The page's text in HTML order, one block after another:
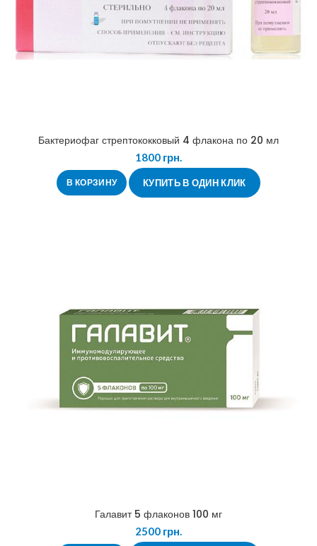
Бактериофаг стрептококковый 4 флакона по 20 мл
1800 грн.
В КОРЗИНУ КУПИТЬ В ОДИН КЛИК
Галавит 5 флаконов 100 мг
2500 грн.